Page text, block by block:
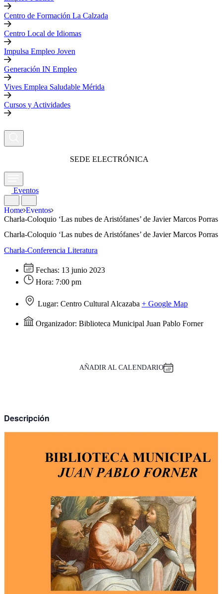
Centro de Formación La Calzada
Centro Local de Idiomas
Impulsa Empleo Joven
Generación IN Empleo
Vives Emplea Saludable Mérida
Cursos y Actividades
SEDE ELECTRÓNICA
Eventos
Home Eventos
Charla-Coloquio ‘Las nubes de Aristófanes’ de Javier Marcos Porras
Charla-Coloquio ‘Las nubes de Aristófanes’ de Javier Marcos Porras
Charla-Conferencia Literatura
Fechas: 13 junio 2023
Hora: 7:00 pm
Lugar: Centro Cultural Alcazaba + Google Map
Organizador: Biblioteca Municipal Juan Pablo Forner
AÑADIR AL CALENDARIO
Descripción